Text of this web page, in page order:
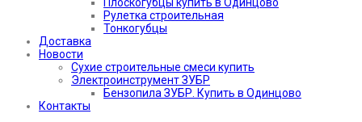
Рулетка строительная
Тонкогубцы
Доставка
Новости
Сухие строительные смеси купить
Электроинструмент ЗУБР
Бензопила ЗУБР. Купить в Одинцово
Контакты